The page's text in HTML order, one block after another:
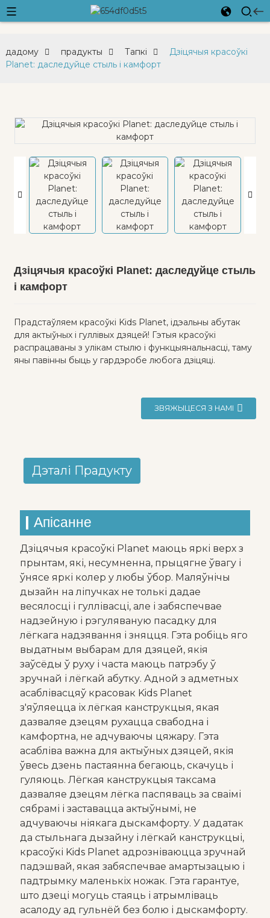
дадому прадукты Тапкі
Дзіцячыя красоўкі
Planet: даследуйце стыль і камфорт
Дзіцячыя красоўкі Planet: даследуйце стыль
і камфорт
Прадстаўляем красоўкі Kids Planet, ідэальны абутак
для актыўных і гуллівых дзяцей! Гэтыя красоўкі
распрацаваны з улікам стылю і функцыянальнасці, таму
яны павінны быць у гардэробе любога дзіцяці.
ЗВЯЖЫЦЕСЯ З НАМІ
Дэталі Прадукту
Апісанне
Дзіцячыя красоўкі Planet маюць яркі верх з
прынтам, які, несумненна, прыцягне ўвагу і
ўнясе яркі колер у любы ўбор. Маляўнічы
дызайн на ліпучках не толькі дадае
весялосці і гуллівасці, але і забяспечвае
надзейную і рэгуляваную пасадку для
лёгкага надзявання і зняцця. Гэта робіць яго
выдатным выбарам для дзяцей, якія
заўсёды ў руху і часта маюць патрэбу ў
зручнай і лёгкай абутку. Адной з адметных
асаблівасцяў красовак Kids Planet
з'яўляецца іх лёгкая канструкцыя, якая
дазваляе дзецям рухацца свабодна і
камфортна, не адчуваючы цяжару. Гэта
асабліва важна для актыўных дзяцей, якія
ўвесь дзень пастаянна бегаюць, скачуць і
гуляюць. Лёгкая канструкцыя таксама
дазваляе дзецям лёгка паспяваць за сваімі
сябрамі і заставацца актыўнымі, не
адчуваючы ніякага дыскамфорту. У дадатак
да стыльнага дызайну і лёгкай канструкцыі,
красоўкі Kids Planet адрозніваюцца зручнай
падэшвай, якая забяспечвае амартызацыю і
падтрымку маленькіх ножак. Гэта гарантуе,
што дзеці могуць стаяць і атрымліваць
асалоду ад гульнёй без болю і дыскамфорту.